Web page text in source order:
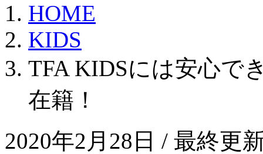
HOME
KIDS
TFA KIDSには安心で
在籍！
2020年2月28日 / 最終更